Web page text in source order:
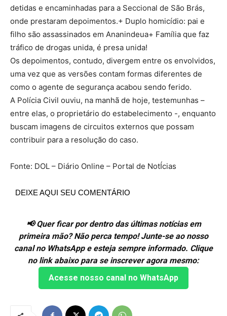
detidas e encaminhadas para a Seccional de São Brás,
onde prestaram depoimentos.+ Duplo homicídio: pai e
filho são assassinados em Ananindeua+ Família que faz
tráfico de drogas unida, é presa unida!
Os depoimentos, contudo, divergem entre os envolvidos,
uma vez que as versões contam formas diferentes de
como o agente de segurança acabou sendo ferido.
A Polícia Civil ouviu, na manhã de hoje, testemunhas –
entre elas, o proprietário do estabelecimento -, enquanto
buscam imagens de circuitos externos que possam
contribuir para a resolução do caso.
Fonte: DOL – Diário Online – Portal de NotÍcias
DEIXE AQUI SEU COMENTÁRIO
📢 Quer ficar por dentro das últimas notícias em
primeira mão? Não perca tempo! Junte-se ao nosso
canal no WhatsApp e esteja sempre informado. Clique
no link abaixo para se inscrever agora mesmo:
Acesse nosso canal no WhatsApp